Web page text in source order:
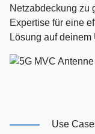
Netzabdeckung zu
Expertise für eine
Lösung auf
Use